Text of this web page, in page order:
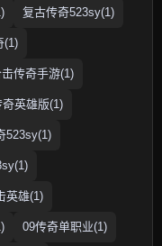
复古传奇523sy(1)
(1)
传奇手游(1)
英雄版(1)
523sy(1)
英雄(1)
09传奇单职业(1)